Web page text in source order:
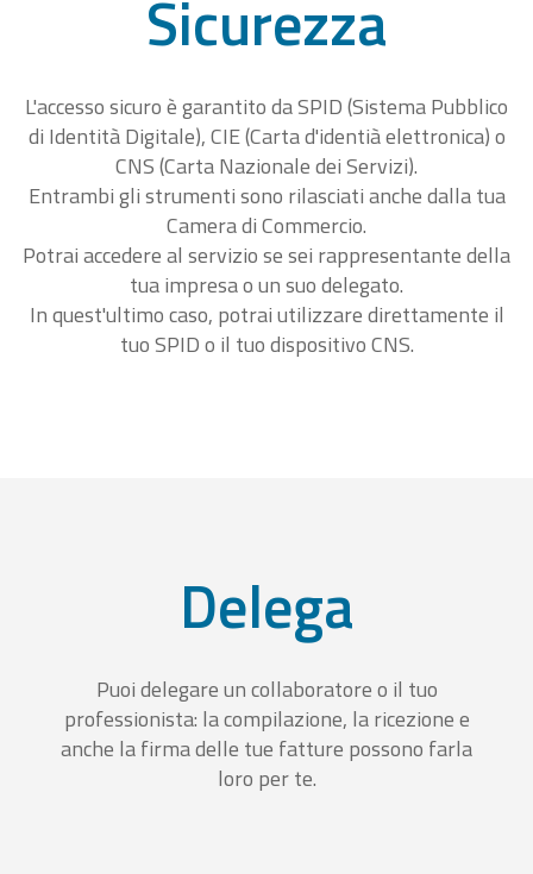
Sicurezza
L'accesso sicuro è garantito da SPID (Sistema Pubblico
di Identità Digitale), CIE (Carta d'identià elettronica) o
CNS (Carta Nazionale dei Servizi).
Entrambi gli strumenti sono rilasciati anche dalla tua
Camera di Commercio.
Potrai accedere al servizio se sei rappresentante della
tua impresa o un suo delegato.
In quest'ultimo caso, potrai utilizzare direttamente il
tuo SPID o il tuo dispositivo CNS.
Delega
Puoi delegare un collaboratore o il tuo
professionista: la compilazione, la ricezione e
anche la firma delle tue fatture possono farla
loro per te.